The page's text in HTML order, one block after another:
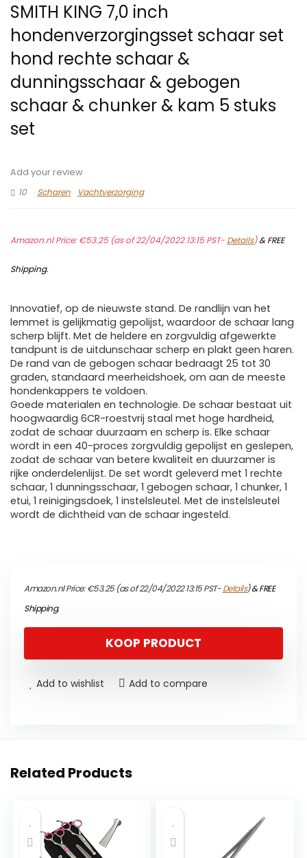
SMITH KING 7,0 inch
hondenverzorgingsset schaar set
hond rechte schaar &
dunningsschaar & gebogen
schaar & chunker & kam 5 stuks
set
Add your review
10
Scharen Vachtverzorging
Amazon.nl Price:€53.25(as of 22/04/2022 13:15 PST- Details)&FREE
Shipping.
Innovatief, op de nieuwste stand. De randlijn van het
lemmet is gelijkmatig gepolijst, waardoor de schaar lang
scherp blijft. Met de heldere en zorgvuldig afgewerkte
tandpunt is de uitdunschaar scherp en plakt geen haren.
De rand van de gebogen schaar bedraagt 25 tot 30
graden, standaard meerheidshoek, om aan de meeste
hondenkappers te voldoen.
Goede materialen en technologie. De schaar bestaat uit
hoogwaardig 6CR-roestvrij staal met hoge hardheid,
zodat de schaar duurzaam en scherp is. Elke schaar
wordt in een 40-proces zorgvuldig gepolijst en geslepen,
zodat de schaar van betere kwaliteit en duurzamer is
rijke onderdelenlijst. De set wordt geleverd met 1 rechte
schaar, 1 dunningsschaar, 1 gebogen schaar, 1 chunker, 1
etui, 1 reinigingsdoek, 1 instelsleutel. Met de instelsleutel
wordt de dichtheid van de schaar ingesteld.
Amazon.nl Price:€53.25(as of 22/04/2022 13:15 PST-Details)&FREE
Shipping.
KOOP PRODUCT
Add to wishlist Add to compare
Related Products